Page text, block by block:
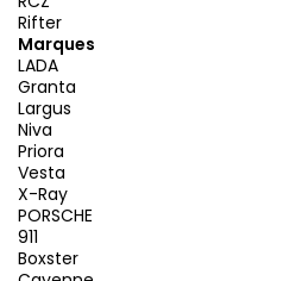
Rifter
Marques
LADA
Granta
Largus
Niva
Priora
Vesta
X-Ray
PORSCHE
911
Boxster